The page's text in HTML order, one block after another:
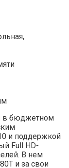
в бюджетном
и поддержкой
Full HD-
В нем
и за свои